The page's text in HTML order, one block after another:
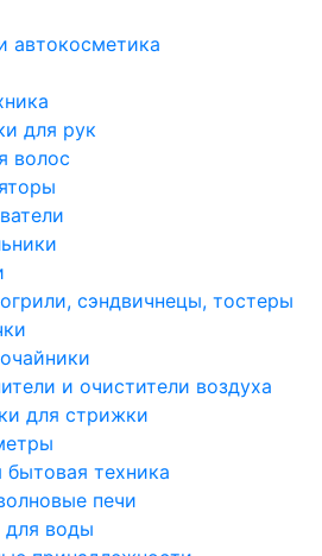
автокосметика
для рук
волос
сэндвичнецы, тостеры
и очистители воздуха
для стрижки
бытовая техника
печи
для воды